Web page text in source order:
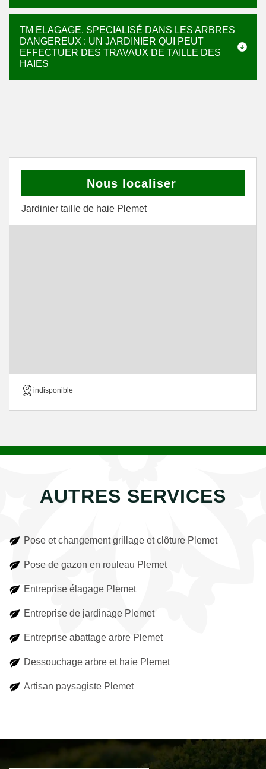
TM ELAGAGE, SPECIALISÉ DANS LES ARBRES
DANGEREUX : UN JARDINIER QUI PEUT
EFFECTUER DES TRAVAUX DE TAILLE DES
HAIES
Nous localiser
Jardinier taille de haie Plemet
indisponible
AUTRES SERVICES
Pose et changement grillage et clôture Plemet
Pose de gazon en rouleau Plemet
Entreprise élagage Plemet
Entreprise de jardinage Plemet
Entreprise abattage arbre Plemet
Dessouchage arbre et haie Plemet
Artisan paysagiste Plemet